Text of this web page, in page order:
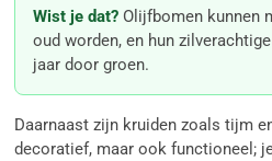
Wist je dat? Olijfbomen kunnen
oud worden, en hun
jaar door groen.
Daarnaast zijn kruiden zoals tijm
decoratief, maar ook functioneel;